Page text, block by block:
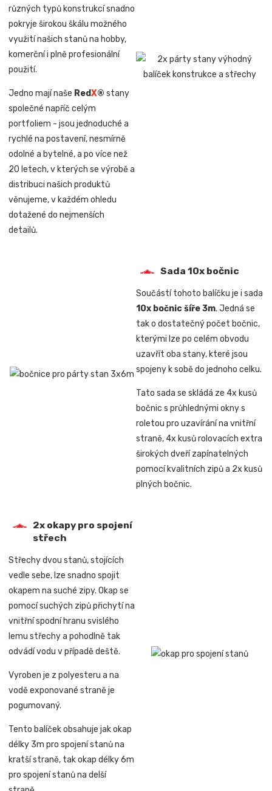
různých typů konstrukcí snadno
pokryje širokou škálu možného
využití našich stanů na hobby,
komerční i plně profesionální
použití.
Jedno mají naše RedX® stany
společné napříč celým
portfoliem - jsou jednoduché a
rychlé na postavení, nesmírně
odolné a bytelné, a po více než
20 letech, v kterých se výrobě a
distribuci našich produktů
věnujeme, v každém ohledu
dotažené do nejmenších
detailů.
Sada 10x bočnic
Součástí tohoto balíčku je i sada
10x bočnic šíře 3m. Jedná se
tak o dostatečný počet bočnic,
kterými lze po celém obvodu
uzavřít oba stany, které jsou
spojeny k sobě do jednoho celku.
Tato sada se skládá ze 4x kusů
bočnic s průhlednými okny s
roletou pro uzavírání na vnitřní
straně, 4x kusů rolovacích extra
širokých dveří zapínatelných
pomocí kvalitních zipů a 2x kusů
plných bočnic.
2x okapy pro spojení
střech
Střechy dvou stanů, stojících
vedle sebe, lze snadno spojit
okapem na suché zipy. Okap se
pomocí suchých zipů přichytí na
vnitřní spodní hranu svislého
lemu střechy a pohodlně tak
odvádí vodu v případě deště.
Vyroben je z polyesteru a na
vodě exponované straně je
pogumovaný.
Tento balíček obsahuje jak okap
délky 3m pro spojení stanů na
kratší straně, tak okap délky 6m
pro spojení stanů na delší